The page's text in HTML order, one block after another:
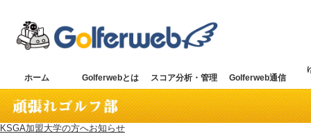
ホーム Golferwebとは スコア分析・管理 Golferweb通信
KSGA加盟大学の方へお知らせ